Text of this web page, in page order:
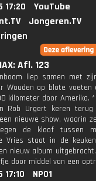
17:20
YouTube
Jongeren.TV
Afl. 123
liep samen met
Wouden op blote voeten
kilometer door Amerika.
Rob Urgert keren
nieuwe show, waarin
de kloof tussen
Vries staat in de
nieuw album
door middel van een
17:10 NPO1